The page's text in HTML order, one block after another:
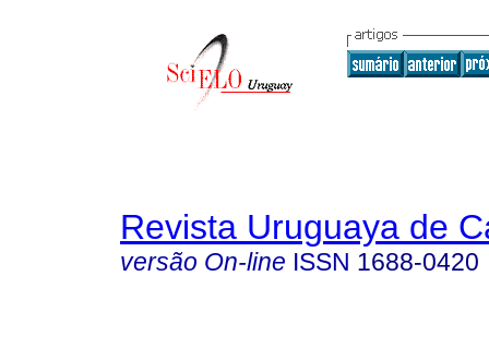
Revista Uruguaya de
versão On-line ISSN 1688-0420